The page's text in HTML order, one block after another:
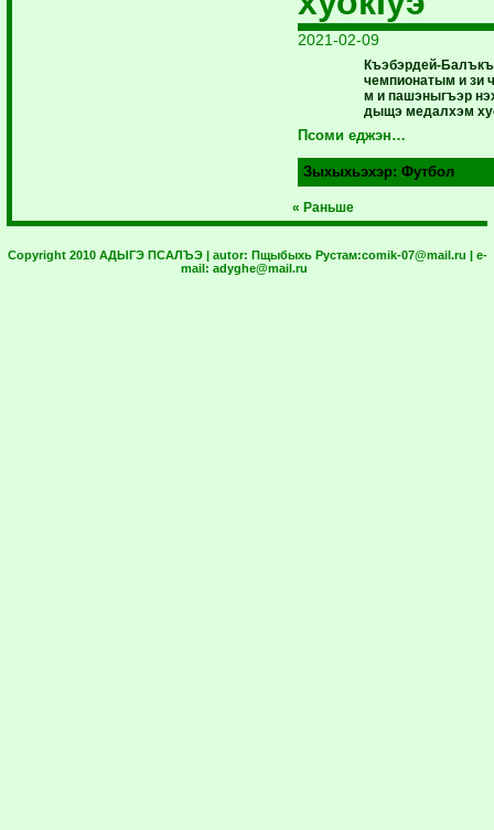
2021-02-09
Къэбэрдей-
чемпионатым и зи
м и пашэныгъэр
дыщэ медалхэм
Псоми еджэн…
Зыхыхьэхэр: Футбол
« Раньше
Copyright 2010 АДЫГЭ ПСАЛЪЭ | autor: Пщыбыхь Рустам:comik-07@mail.ru | e-
mail: adyghe@mail.ru